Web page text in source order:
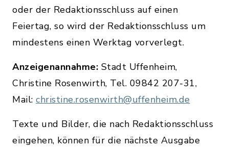
oder der Redaktionsschluss auf einen
Feiertag, so wird der Redaktionsschluss um
mindestens einen Werktag vorverlegt.
Anzeigenannahme: Stadt Uffenheim,
Christine Rosenwirth, Tel. 09842 207-31,
Mail: christine.rosenwirth@uffenheim.de
Texte und Bilder, die nach Redaktionsschluss
eingehen, können für die nächste Ausgabe